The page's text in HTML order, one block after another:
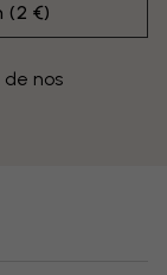
(2 €)
nos